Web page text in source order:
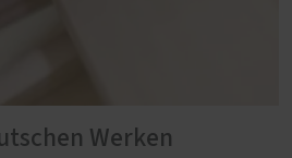
Werken